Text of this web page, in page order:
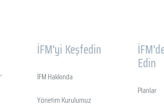
İFM'yi Keşfedin
İFM Hakkında
Yönetim Kurulumuz
Edin
Planlar